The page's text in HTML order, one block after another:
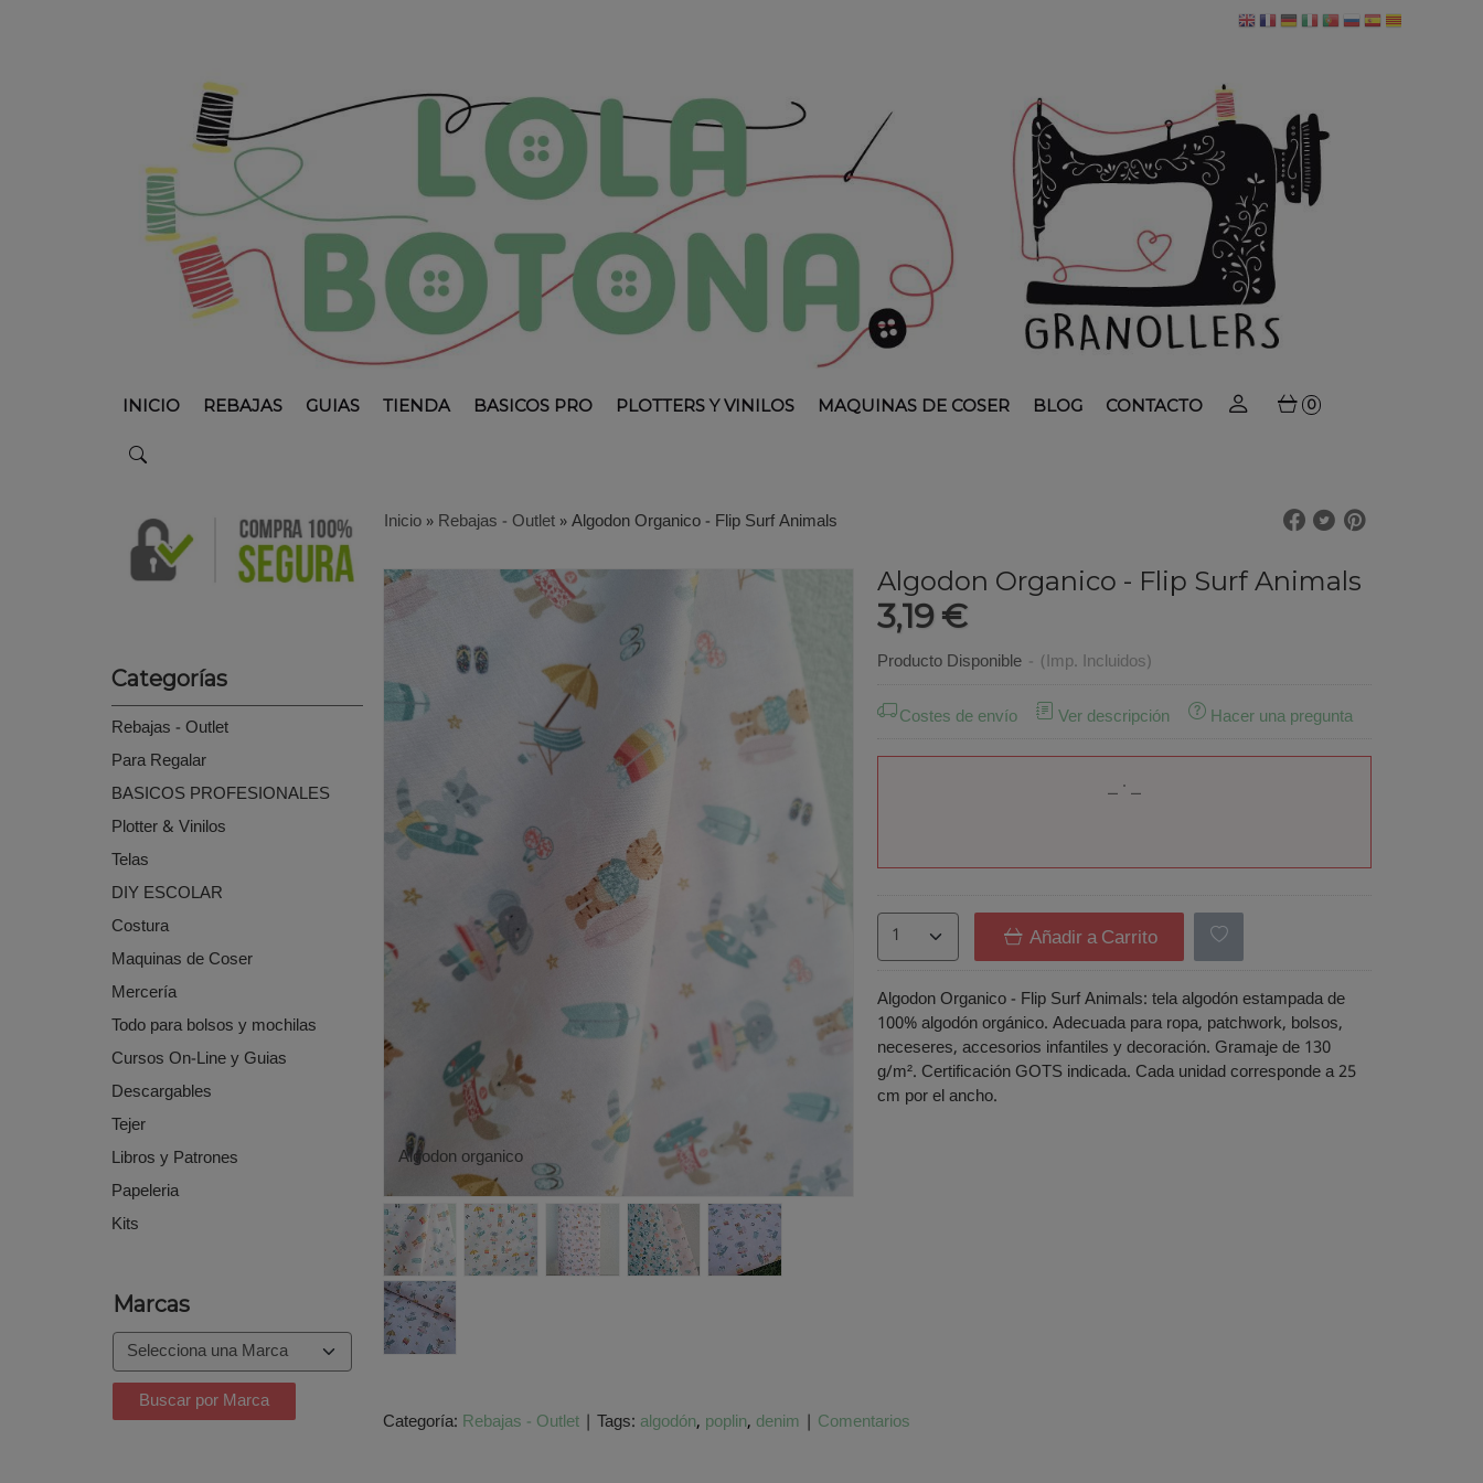
INICIO REBAJAS GUIAS TIENDA BASICOS PRO PLOTTERS Y VINILOS MAQUINAS DE COSER BLOG CONTACTO 0
Categorías
Rebajas - Outlet
Para Regalar
BASICOS PROFESIONALES
Plotter & Vinilos
Telas
DIY ESCOLAR
Costura
Maquinas de Coser
Mercería
Todo para bolsos y mochilas
Cursos On-Line y Guias
Descargables
Tejer
Libros y Patrones
Papeleria
Kits
Marcas
Inicio»Rebajas - Outlet»Algodon Organico - Flip Surf Animals
Algodon organico
Algodon Organico - Flip Surf Animals
3,19 €
Producto Disponible - (Imp. Incluidos)
Costes de envío
Ver descripción Hacer una pregunta
Añadir a Carrito
Algodon Organico - Flip Surf Animals: tela algodón estampada de
100% algodón orgánico. Adecuada para ropa, patchwork, bolsos,
neceseres, accesorios infantiles y decoración. Gramaje de 130
g/m². Certificación GOTS indicada. Cada unidad corresponde a 25
cm por el ancho.
Categoría: Rebajas - Outlet| Tags: algodón poplin denim | Comentarios